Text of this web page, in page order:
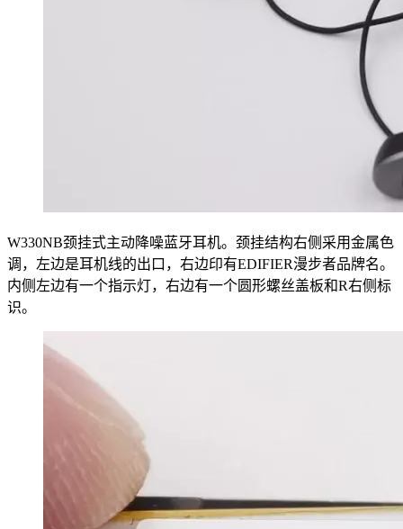
W330NB颈挂式主动降噪蓝牙耳机。颈挂结构右侧采用金属色
调，左边是耳机线的出口，右边印有EDIFIER漫步者品牌名。
内侧左边有一个指示灯，右边有一个圆形螺丝盖板和R右侧标
识。